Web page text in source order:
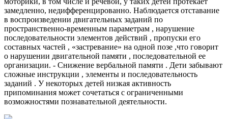
замедленно, недифференцированно. Наблюдается отставание
в воспроизведении двигательных заданий по
пространственно-временным параметрам , нарушение
последовательности элементов действий , пропуски его
составных частей , «застревание» на одной позе ,что говорит
о нарушении двигательной памяти , последовательной ее
организации. - Снижение вербальной памяти . Дети забывают
сложные инструкции , элементы и последовательность
заданий . У некоторых детей низкая активность
припоминания может сочетаться с ограниченными
возможностями познавательной деятельности.